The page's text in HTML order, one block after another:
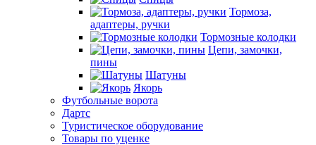
Тормоза,
адаптеры, ручки
Тормозные колодки
Цепи, замочки,
пины
Шатуны
Якорь
Футбольные ворота
Дартс
Туристическое оборудование
Товары по уценке